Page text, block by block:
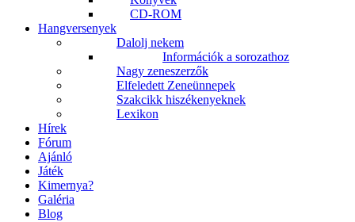
CD-ROM
Hangversenyek
Dalolj nekem
Információk a sorozathoz
Nagy zeneszerzők
Elfeledett Zeneünnepek
Szakcikk hiszékenyeknek
Lexikon
Hírek
Fórum
Ajánló
Játék
Kimernya?
Galéria
Blog